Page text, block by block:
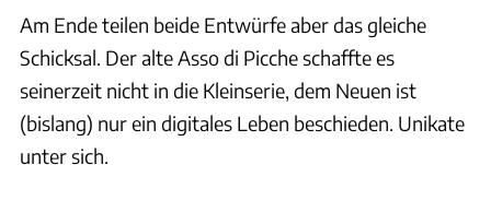
Am Ende teilen beide Entwürfe aber das gleiche
Schicksal. Der alte Asso di Picche schaffte es
seinerzeit nicht in die Kleinserie, dem Neuen ist
(bislang) nur ein digitales Leben beschieden. Unikate
unter sich.